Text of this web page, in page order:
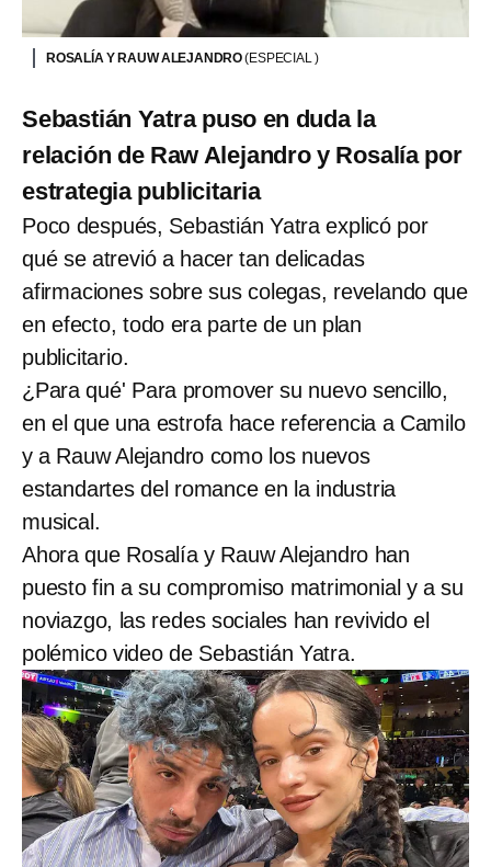
ROSALÍA Y RAUW ALEJANDRO(ESPECIAL )
Sebastián Yatra puso en duda la
relación de Raw Alejandro y Rosalía por
estrategia publicitaria
Poco después, Sebastián Yatra explicó por
qué se atrevió a hacer tan delicadas
afirmaciones sobre sus colegas, revelando que
en efecto, todo era parte de un plan
publicitario.
¿Para qué' Para promover su nuevo sencillo,
en el que una estrofa hace referencia a Camilo
y a Rauw Alejandro como los nuevos
estandartes del romance en la industria
musical.
Ahora que Rosalía y Rauw Alejandro han
puesto fin a su compromiso matrimonial y a su
noviazgo, las redes sociales han revivido el
polémico video de Sebastián Yatra.